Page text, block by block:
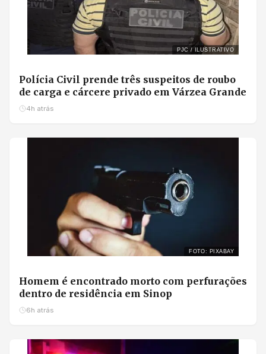
PJC / ILUSTRATIVO
Polícia Civil prende três suspeitos de roubo
de carga e cárcere privado em Várzea Grande
4h atrás
FOTO: PIXABAY
Homem é encontrado morto com perfurações
dentro de residência em Sinop
6h atrás